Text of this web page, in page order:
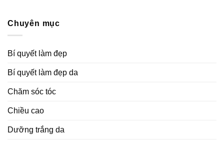
Chuyên mục
Bí quyết làm đẹp
Bí quyết làm đẹp da
Chăm sóc tóc
Chiều cao
Dưỡng trắng da